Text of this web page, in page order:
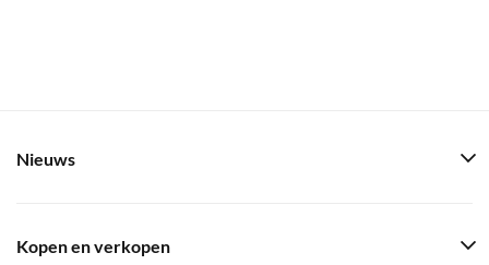
Nieuws
Kopen en verkopen